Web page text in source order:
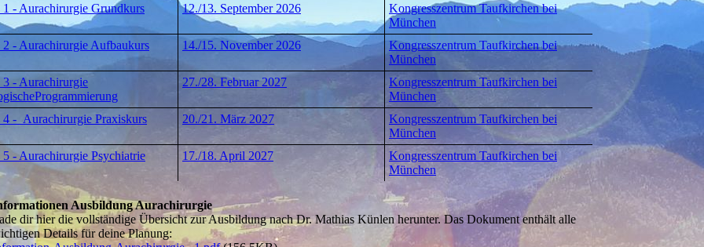
- Aurachirurgie Grundkurs
12./13. September 2026
Kongresszentrum Taufkirchen bei
München
- Aurachirurgie Aufbaukurs
14./15. November 2026
Kongresszentrum Taufkirchen bei
München
3 - Aurachirurgie
27./28. Februar 2027
Kongresszentrum Taufkirchen bei
München
4 - Aurachirurgie Praxiskurs
20./21. März 2027
Kongresszentrum Taufkirchen bei
München
- Aurachirurgie Psychiatrie
17./18. April 2027
Kongresszentrum Taufkirchen bei
München
Ausbildung Aurachirurgie
dir hier die vollständige Übersicht zur Ausbildung nach Dr. Mathias Künlen herunter. Das Dokument enthält alle
Details für deine Planung: